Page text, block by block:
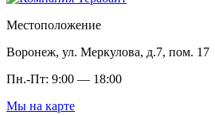
Местоположение
Воронеж, ул. Меркулова, д.7, пом. 17
Пн.-Пт: 9:00 — 18:00
Мы на карте